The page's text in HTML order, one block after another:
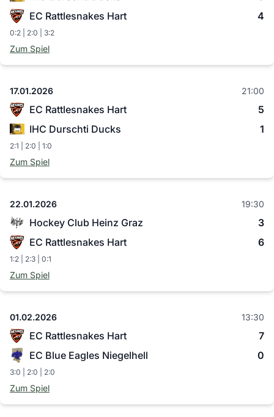
EC Rattlesnakes Hart
4
0:2 | 2:0 | 3:2
Zum Spiel
17.01.2026 21:00
EC Rattlesnakes Hart
5
IHC Durschti Ducks
1
2:1 | 2:0 | 1:0
Zum Spiel
22.01.2026 19:30
Hockey Club Heinz Graz
3
EC Rattlesnakes Hart
6
1:2 | 2:3 | 0:1
Zum Spiel
01.02.2026 13:30
EC Rattlesnakes Hart
7
EC Blue Eagles Niegelhell
0
3:0 | 2:0 | 2:0
Zum Spiel